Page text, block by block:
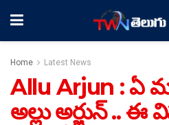
Home Latest News
Allu Arjun : ఏ
అల్లు అర్జున్ ..